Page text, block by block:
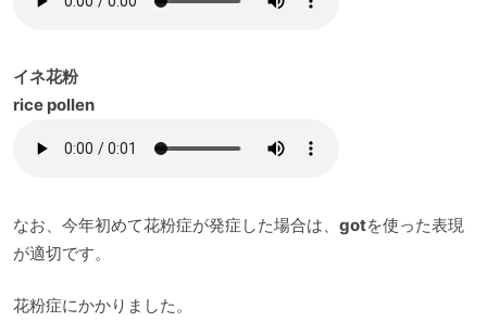
イネ花粉
rice pollen
なお、今年初めて花粉症が発症した場合は、 gotを使った表現
が適切です。
花粉症にかかりました。